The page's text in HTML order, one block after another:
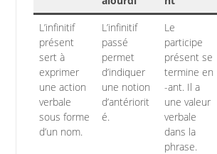
L’infinitif
présent
sert à
exprimer
une action
verbale
sous forme
d’un nom.
L’infinitif
passé
permet
d’indiquer
une notion
d’antériorit
é.
Le
participe
présent se
termine en
-ant. Il a
une valeur
verbale
dans la
phrase.